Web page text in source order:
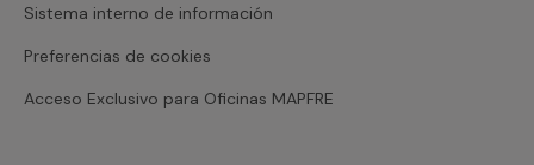
Sistema interno de información
Preferencias de cookies
Acceso Exclusivo para Oficinas MAPFRE